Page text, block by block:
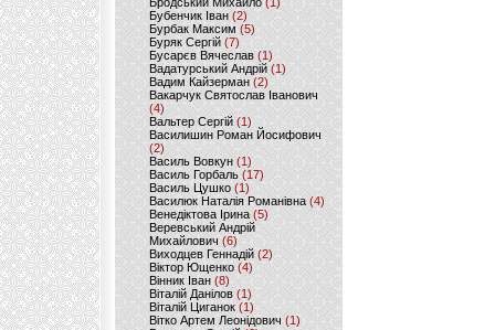
Бубенчик Іван(2)
Бурбак Максим (5)
Буряк Сергій (7)
Бусарєв Вячеслав (1)
Вадатурський Андрій (1)
Вадим Кайзерман (2)
Вакарчук Святослав Іванович
(4)
Вальтер Сергій (1)
Василишин Роман Йосифович
(2)
Василь Вовкун (1)
Василь Горбаль (17)
Василь Цушко (1)
Василюк Наталія Романівна (4)
Венедіктова Ірина(5)
Веревський Андрій
Михайлович (6)
Виходцев Геннадій (2)
Віктор Ющенко (4)
Вінник Іван (8)
Віталій Данілов (1)
Віталій Циганок (1)
Вітко Артем Леонідович(1)